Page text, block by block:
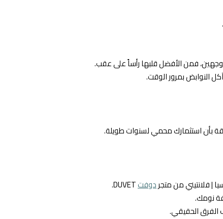
فمن الأفضل قلبها رأساً على عقب.
النوابض بمرور الوقت.
| فلانتيني من متجردوفت
نومك.
الفرق الحقيقي.